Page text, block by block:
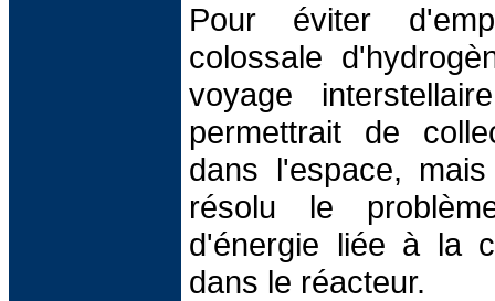
Pour éviter
colossale
voyage
permettrait de
dans l'espace,
résolu le
d'énergie liée à la
dans le réacteur.